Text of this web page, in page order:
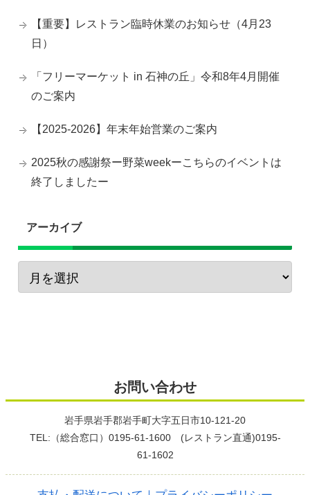
【重要】レストラン臨時休業のお知らせ（4月23
日）
「フリーマーケット in 石神の丘」令和8年4月開催
のご案内
【2025-2026】年末年始営業のご案内
2025秋の感謝祭ー野菜weekーこちらのイベントは
終了しましたー
アーカイブ
お問い合わせ
岩手県岩手郡岩手町大字五日市10-121-20
TEL:（総合窓口）0195-61-1600 (レストラン直通)0195-
61-1602